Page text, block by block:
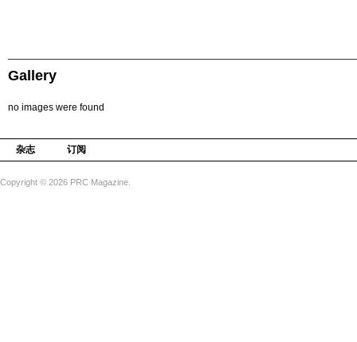
Gallery
no images were found
杂志 订阅
Copyright © 2026 PRC Magazine.